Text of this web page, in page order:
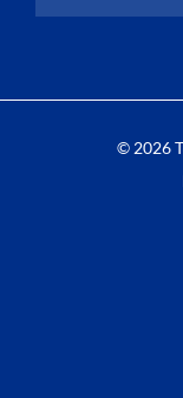
© 2026